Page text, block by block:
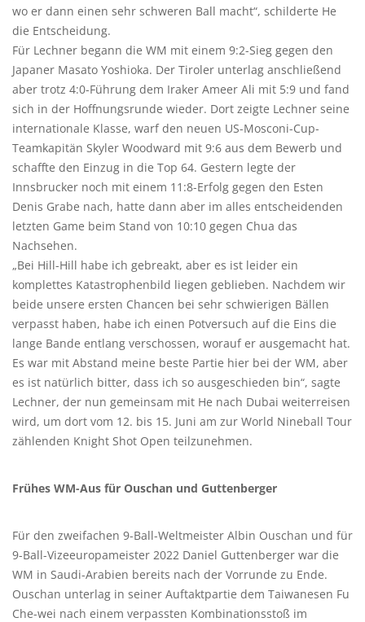
wo er dann einen sehr schweren Ball macht“, schilderte He
die Entscheidung.
Für Lechner begann die WM mit einem 9:2-Sieg gegen den
Japaner Masato Yoshioka. Der Tiroler unterlag anschließend
aber trotz 4:0-Führung dem Iraker Ameer Ali mit 5:9 und fand
sich in der Hoffnungsrunde wieder. Dort zeigte Lechner seine
internationale Klasse, warf den neuen US-Mosconi-Cup-
Teamkapitän Skyler Woodward mit 9:6 aus dem Bewerb und
schaffte den Einzug in die Top 64. Gestern legte der
Innsbrucker noch mit einem 11:8-Erfolg gegen den Esten
Denis Grabe nach, hatte dann aber im alles entscheidenden
letzten Game beim Stand von 10:10 gegen Chua das
Nachsehen.
„Bei Hill-Hill habe ich gebreakt, aber es ist leider ein
komplettes Katastrophenbild liegen geblieben. Nachdem wir
beide unsere ersten Chancen bei sehr schwierigen Bällen
verpasst haben, habe ich einen Potversuch auf die Eins die
lange Bande entlang verschossen, worauf er ausgemacht hat.
Es war mit Abstand meine beste Partie hier bei der WM, aber
es ist natürlich bitter, dass ich so ausgeschieden bin“, sagte
Lechner, der nun gemeinsam mit He nach Dubai weiterreisen
wird, um dort vom 12. bis 15. Juni am zur World Nineball Tour
zählenden Knight Shot Open teilzunehmen.
Frühes WM-Aus für Ouschan und Guttenberger
Für den zweifachen 9-Ball-Weltmeister Albin Ouschan und für
9-Ball-Vizeeuropameister 2022 Daniel Guttenberger war die
WM in Saudi-Arabien bereits nach der Vorrunde zu Ende.
Ouschan unterlag in seiner Auftaktpartie dem Taiwanesen Fu
Che-wei nach einem verpassten Kombinationsstoß im